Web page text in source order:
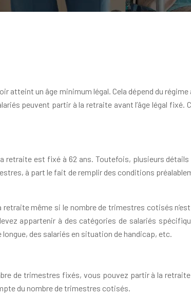
atteint un âge minimum légal. Cela dépend du
peuvent partir à la retraite avant l’âge légal
la retraite est fixé à 62 ans. Toutefois, plusieurs
à part le fait de remplir des conditions
retraite même si le nombre de trimestres cotisés
appartenir à des catégories de salariés
des salariés en situation de handicap, etc.
de trimestres fixés, vous pouvez partir à la
du nombre de trimestres cotisés.